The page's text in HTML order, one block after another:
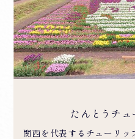
たんとうチュ
関西を代表するチューリッ